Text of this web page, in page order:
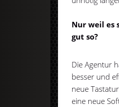
Nur weil es
gut so?
Die Agentur
besser und
neue
eine neue